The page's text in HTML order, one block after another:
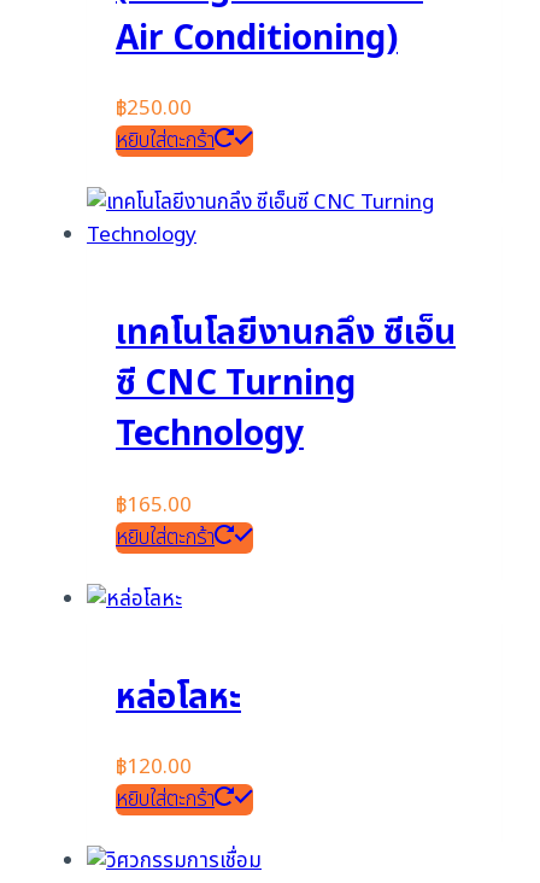
Air Conditioning)
฿250.00
หยิบใส่ตะกร้า
เทคโนโลยีงานกลึง ซีเอ็น
ซี CNC Turning
Technology
฿165.00
หยิบใส่ตะกร้า
หล่อโลหะ
฿120.00
หยิบใส่ตะกร้า